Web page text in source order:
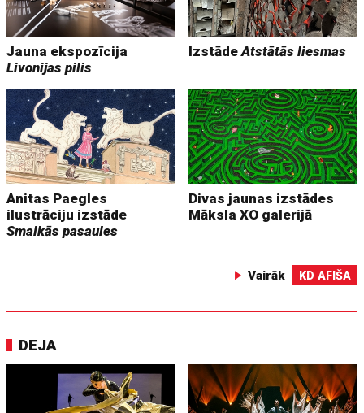
Jauna ekspozīcija
Livonijas pilis
IzstādeAtstātās liesmas
Anitas Paegles
ilustrāciju izstāde
Smalkās pasaules
Divas jaunas izstādes
Māksla XO galerijā
Vairāk KD AFIŠA
DEJA